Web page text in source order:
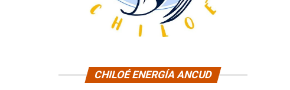
CHILOÉ ENERGÍA ANCUD